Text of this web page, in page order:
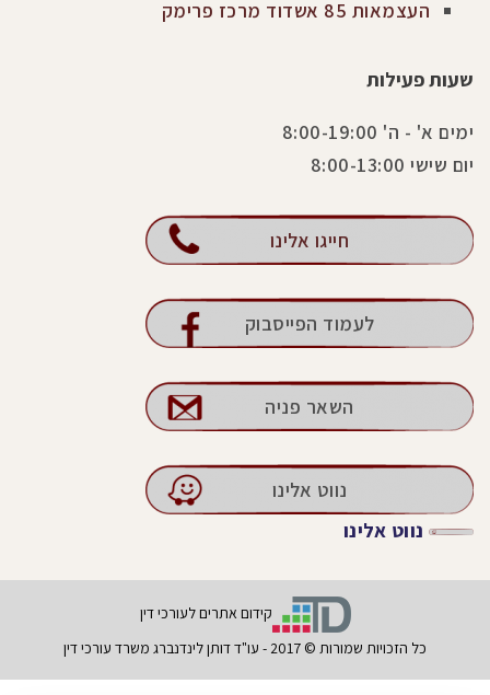
העצמאות 85 אשדוד מרכז פרימק
שעות פעילות
ימים א' - ה' 8:00-19:00
יום שישי 8:00-13:00
חייגו אלינו
לעמוד הפייסבוק
השאר פניה
נווט אלינו
נווט אלינו
קידום אתרים לעורכי דין
כל הזכויות שמורות © 2017 - עו"ד דותן לינדנברג משרד עורכי דין